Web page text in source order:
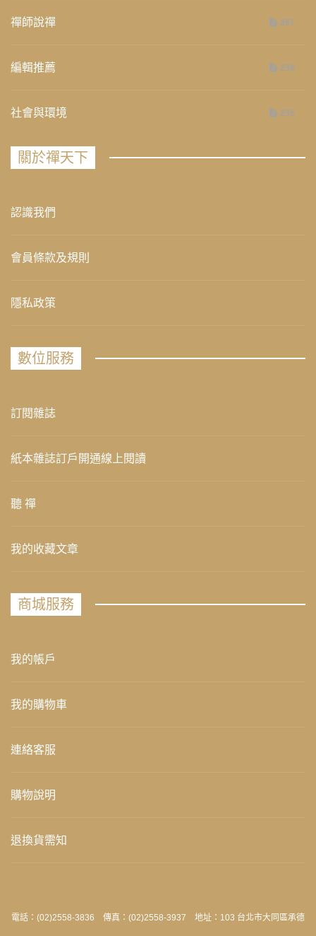
禪師說禪 267
編輯推薦 236
社會與環境 235
關於禪天下
認識我們
會員條款及規則
隱私政策
數位服務
訂閱雜誌
紙本雜誌訂戶開通線上閱讀
聽 禪
我的收藏文章
商城服務
我的帳戶
我的購物車
連絡客服
購物說明
退換貨需知
電話：(02)2558-3836 傳真：(02)2558-3937 地址：103 台北市大同區承德